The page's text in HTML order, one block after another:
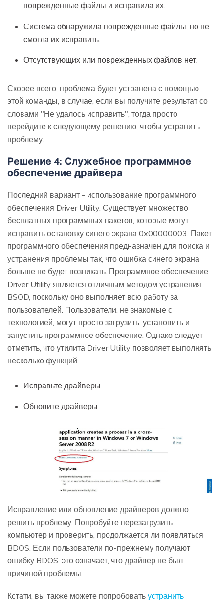
поврежденные файлы и исправила их.
Система обнаружила поврежденные файлы, но не
смогла их исправить.
Отсутствующих или поврежденных файлов нет.
Скорее всего, проблема будет устранена с помощью
этой команды, в случае, если вы получите результат со
словами "Не удалось исправить", тогда просто
перейдите к следующему решению, чтобы устранить
проблему.
Решение 4: Служебное программное
обеспечение драйвера
Последний вариант - использование программного
обеспечения Driver Utility. Существует множество
бесплатных программных пакетов, которые могут
исправить остановку синего экрана 0x00000003. Пакет
программного обеспечения предназначен для поиска и
устранения проблемы так, что ошибка синего экрана
больше не будет возникать. Программное обеспечение
Driver Utility является отличным методом устранения
BSOD, поскольку оно выполняет всю работу за
пользователей. Пользователи, не знакомые с
технологией, могут просто загрузить, установить и
запустить программное обеспечение. Однако следует
отметить, что утилита Driver Utility позволяет выполнять
несколько функций:
Исправьте драйверы
Обновите драйверы
Исправление или обновление драйверов должно
решить проблему. Попробуйте перезагрузить
компьютер и проверить, продолжается ли появляться
BDOS. Если пользователи по-прежнему получают
ошибку BDOS, это означает, что драйвер не был
причиной проблемы.
Кстати, вы также можете попробовать устранить